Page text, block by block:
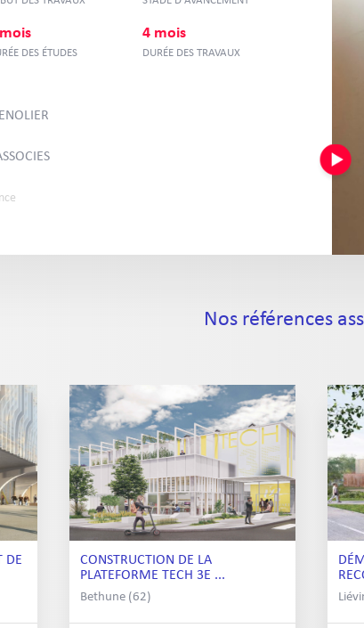
DES ÉTUDES
4 mois
DURÉE DES TRAVAUX
Nos références
DE
CONSTRUCTION DE LA
PLATEFORME TECH 3E ...
Bethune (62)